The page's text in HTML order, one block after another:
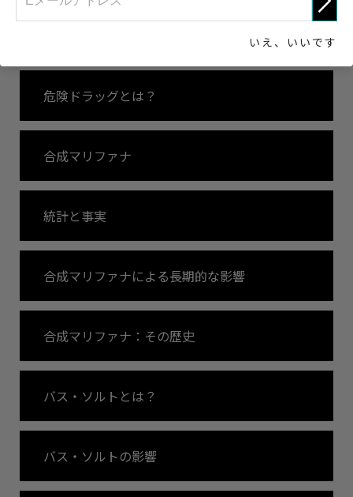
次へ
危険ドラッグとは？
合成マリファナ
統計と事実
合成マリファナによる長期的な影響
合成マリファナ：その歴史
バス・ソルトとは？
バス・ソルトの影響
いえ、いいです